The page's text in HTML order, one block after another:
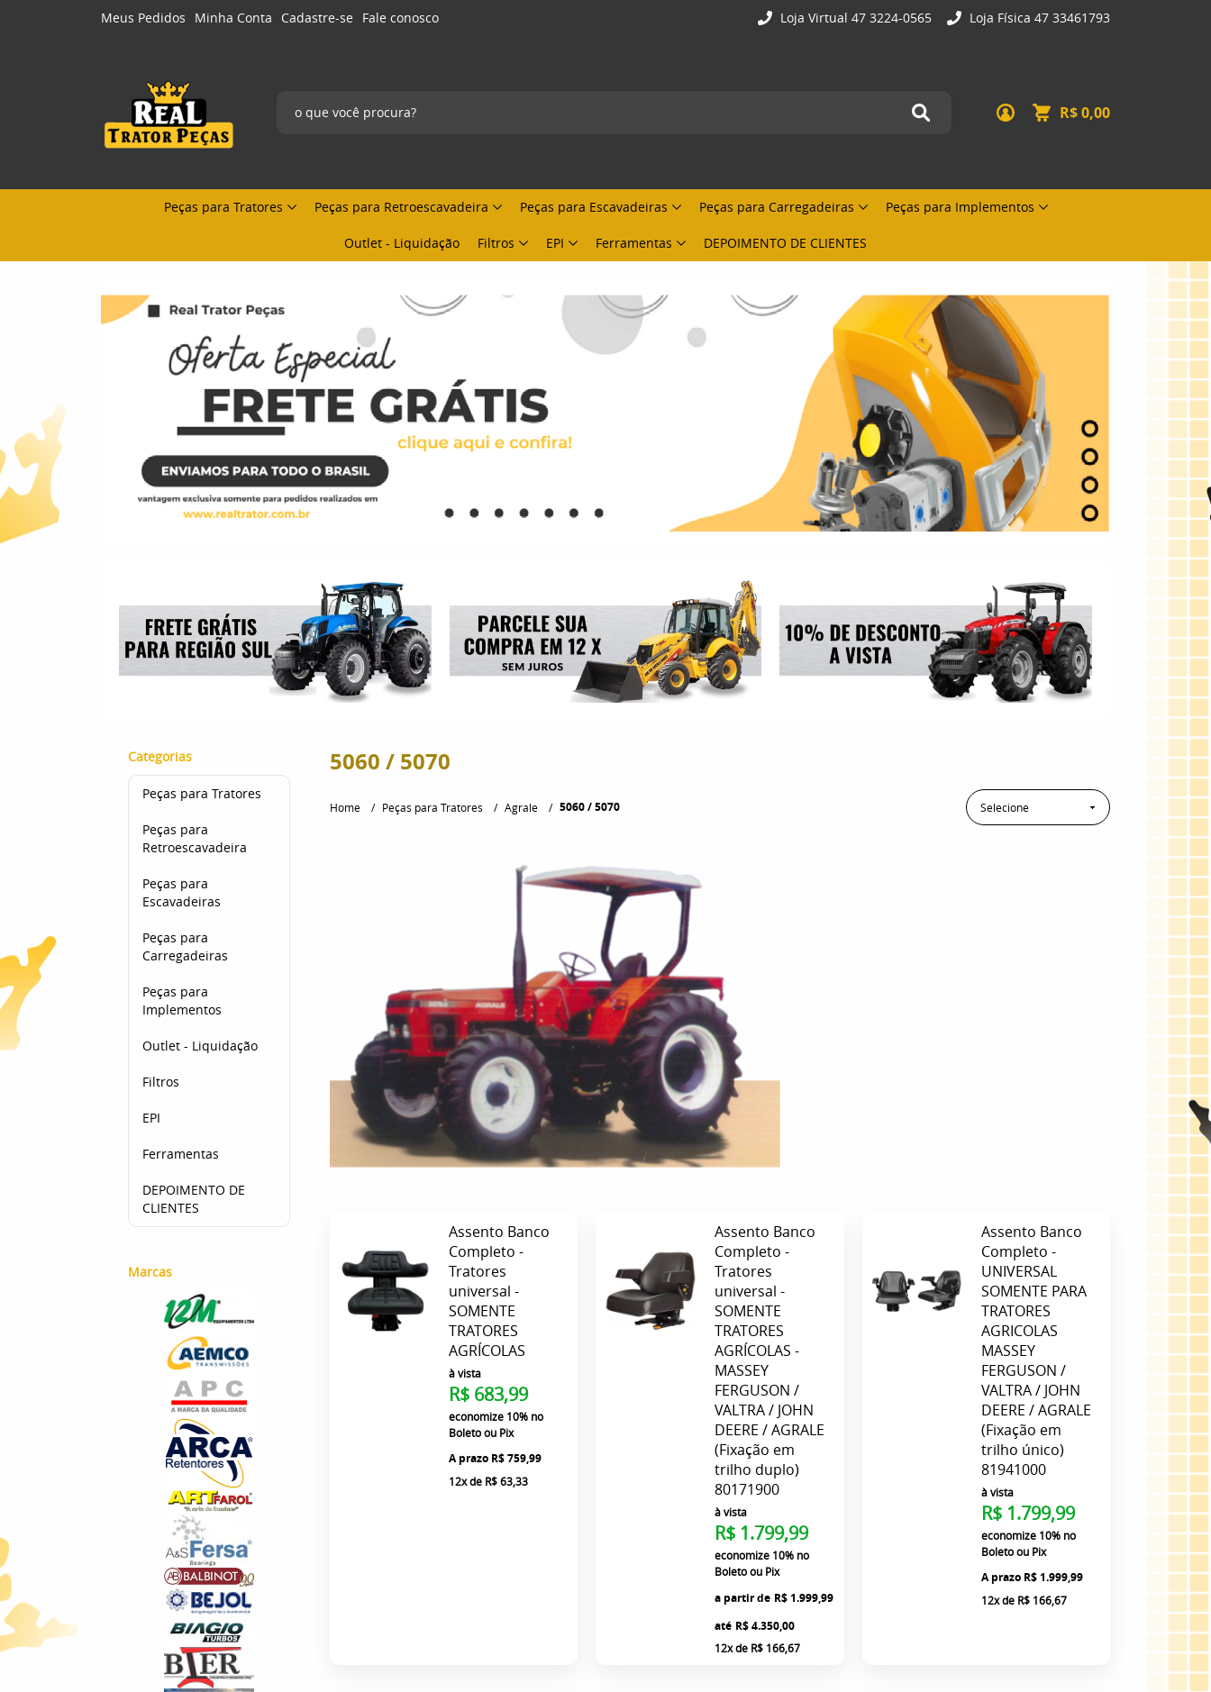
Meus Pedidos Minha Conta Cadastre-se Fale conosco Loja Virtual 47 3224-0565 Loja Física 47 33461793
R$ 0,00
Peças para Tratores Peças para Retroescavadeira Peças para Escavadeiras Peças para Carregadeiras Peças para Implementos
Outlet - Liquidação Filtros EPI Ferramentas DEPOIMENTO DE CLIENTES
Categorias
Peças para Tratores
Peças para
Retroescavadeira
Peças para
Escavadeiras
Peças para
Carregadeiras
Peças para
Implementos
Outlet - Liquidação
Filtros
EPI
Ferramentas
DEPOIMENTO DE
CLIENTES
Marcas
5060 / 5070
Home Peças para Tratores Agrale 5060 / 5070 Selecione
Assento Banco
Completo -
Tratores
universal -
SOMENTE
TRATORES
AGRÍCOLAS
R$ 759,99
à vista
R$ 683,99
economize 10% no
Boleto ou Pix
12xde R$ 63,33
Assento Banco
Completo -
Tratores
universal -
SOMENTE
TRATORES
AGRÍCOLAS -
MASSEY
FERGUSON /
VALTRA / JOHN
DEERE / AGRALE
(Fixação em
trilho duplo)
80171900
a partir de R$ 1.999,99
até R$ 4.350,00
à vista
R$ 1.799,99
economize 10% no
Boleto ou Pix
12xde R$ 166,67
Assento Banco
Completo -
UNIVERSAL
SOMENTE PARA
TRATORES
AGRICOLAS
MASSEY
FERGUSON /
VALTRA / JOHN
DEERE / AGRALE
(Fixação em
trilho único)
81941000
R$ 1.999,99
à vista
R$ 1.799,99
economize 10% no
Boleto ou Pix
12xde R$ 166,67